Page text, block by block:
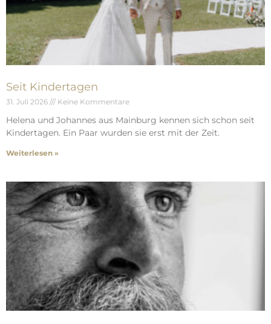
Seit Kindertagen
31. Juli 2026 Keine Kommentare
Helena und Johannes aus Mainburg kennen sich schon seit
Kindertagen. Ein Paar wurden sie erst mit der Zeit.
Weiterlesen »